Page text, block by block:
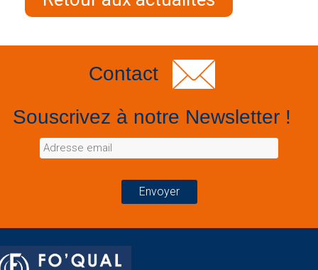
Contact
Souscrivez à notre Newsletter !